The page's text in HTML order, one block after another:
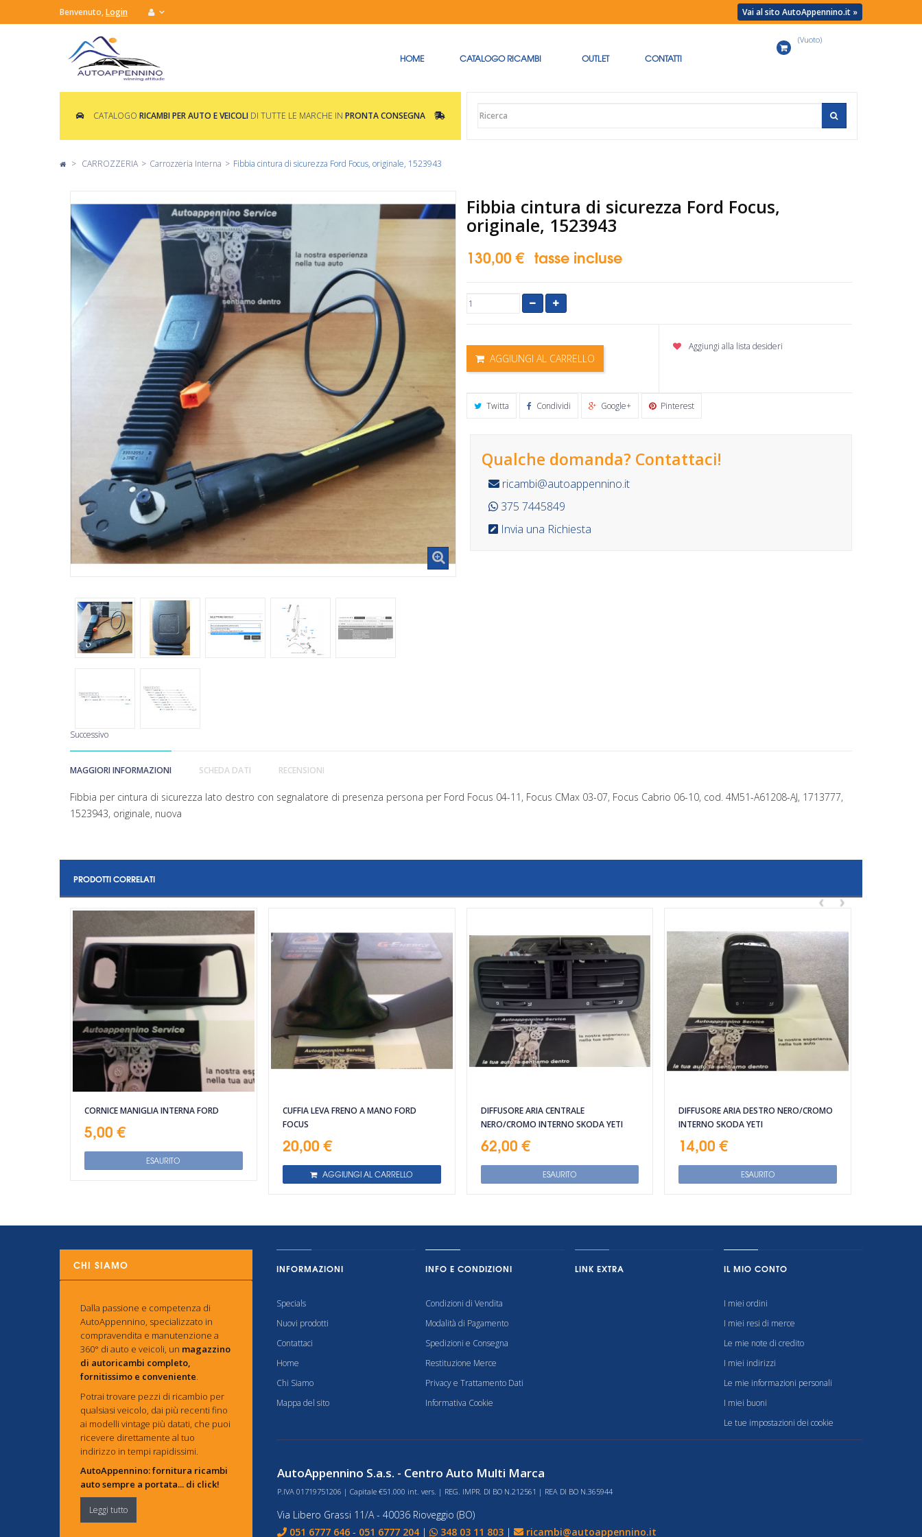
Vai al sito AutoAppennino.it »
Benvenuto,Login
HOME CATALOGO RICAMBI OUTLET CONTATTI
(Vuoto)
CATALOGO RICAMBI PER AUTO E VEICOLI DI TUTTE LE MARCHE IN PRONTA CONSEGNA
> CARROZZERIA > Carrozzeria Interna > Fibbia cintura di sicurezza Ford Focus, originale, 1523943
Successivo
Fibbia cintura di sicurezza Ford Focus,
originale, 1523943
130,00 € tasse incluse
AGGIUNGI AL CARRELLO
Aggiungi alla lista desideri
Twitta Condividi Google+ Pinterest
Qualche domanda? Contattaci!
ricambi@autoappennino.it
375 7445849
Invia una Richiesta
MAGGIORI INFORMAZIONI SCHEDA DATI RECENSIONI
Fibbia per cintura di sicurezza lato destro con segnalatore di presenza persona per Ford Focus 04-11, Focus CMax 03-07, Focus Cabrio 06-10, cod. 4M51-A61208-AJ, 1713777,
1523943, originale, nuova
PRODOTTI CORRELATI
‹ ›
CORNICE MANIGLIA INTERNA FORD
5,00 €
ESAURITO
CUFFIA LEVA FRENO A MANO FORD
FOCUS
20,00 €
AGGIUNGI AL CARRELLO
DIFFUSORE ARIA CENTRALE
NERO/CROMO INTERNO SKODA YETI
62,00 €
ESAURITO
DIFFUSORE ARIA DESTRO NERO/CROMO
INTERNO SKODA YETI
14,00 €
ESAURITO
CHI SIAMO
Dalla passione e competenza di
AutoAppennino, specializzato in
compravendita e manutenzione a
360° di auto e veicoli, un magazzino
di autoricambi completo,
fornitissimo e conveniente.
Potrai trovare pezzi di ricambio per
qualsiasi veicolo, dai più recenti fino
ai modelli vintage più datati, che puoi
ricevere direttamente al tuo
indirizzo in tempi rapidissimi.
AutoAppennino: fornitura ricambi
auto sempre a portata... di click!
Leggi tutto
INFORMAZIONI
Specials
Nuovi prodotti
Contattaci
Home
Chi Siamo
Mappa del sito
INFO E CONDIZIONI
Condizioni di Vendita
Modalità di Pagamento
Spedizioni e Consegna
Restituzione Merce
Privacy e Trattamento Dati
Informativa Cookie
LINK EXTRA IL MIO CONTO
I miei ordini
I miei resi di merce
Le mie note di credito
I miei indirizzi
Le mie informazioni personali
I miei buoni
Le tue impostazioni dei cookie
AutoAppennino S.a.s. - Centro Auto Multi Marca
P.IVA 01719751206 | Capitale €51.000 int. vers. | REG. IMPR. DI BO N.212561 | REA DI BO N.365944
Via Libero Grassi 11/A - 40036 Rioveggio (BO)
051 6777 646- 051 6777 204| 348 03 11 803| ricambi@autoappennino.it